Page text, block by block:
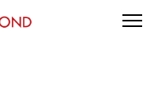
van Egmond